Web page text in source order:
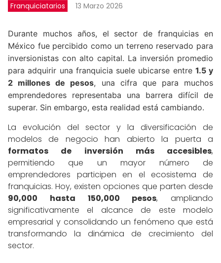
Franquiciatarios 13 Marzo 2026
Durante muchos años, el sector de franquicias en
México fue percibido como un terreno reservado para
inversionistas con alto capital. La inversión promedio
para adquirir una franquicia suele ubicarse entre 1.5 y
2 millones de pesos, una cifra que para muchos
emprendedores representaba una barrera difícil de
superar. Sin embargo, esta realidad está cambiando.
La evolución del sector y la diversificación de
modelos de negocio han abierto la puerta a
formatos de inversión más accesibles,
permitiendo que un mayor número de
emprendedores participen en el ecosistema de
franquicias. Hoy, existen opciones que parten desde
90,000 hasta 150,000 pesos, ampliando
significativamente el alcance de este modelo
empresarial y consolidando un fenómeno que está
transformando la dinámica de crecimiento del
sector.